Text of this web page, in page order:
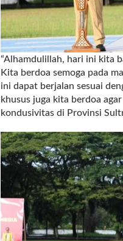
“Alhamdulillah, hari ini kita
Kita berdoa semoga pada
ini dapat berjalan sesuai
khusus juga kita berdoa
kondusivitas di Provinsi